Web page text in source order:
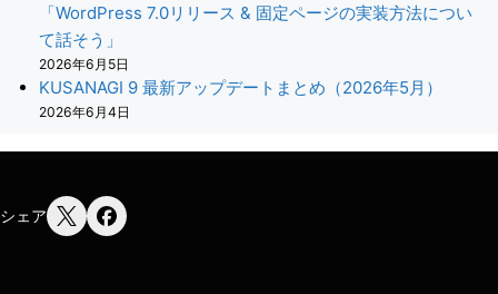
「WordPress 7.0リリース & 固定ページの実装方法につい
て話そう」
2026年6月5日
KUSANAGI 9 最新アップデートまとめ（2026年5月）
2026年6月4日
シェア